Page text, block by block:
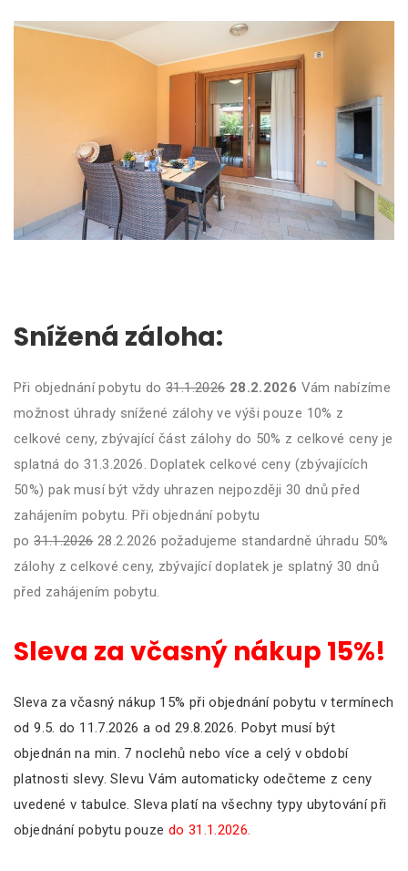
Snížená záloha:
Při objednání pobytu do 31.1.2026 28.2.2026 Vám nabízíme
možnost úhrady snížené zálohy ve výši pouze 10% z
celkové ceny, zbývající část zálohy do 50% z celkové ceny je
splatná do 31.3.2026. Doplatek celkové ceny (zbývajících
50%) pak musí být vždy uhrazen nejpozději 30 dnů před
zahájením pobytu. Při objednání pobytu
po31.1.202628.2.2026 požadujeme standardně úhradu 50%
zálohy z celkové ceny, zbývající doplatek je splatný 30 dnů
před zahájením pobytu.
Sleva za včasný nákup 15%!
Sleva za včasný nákup 15% při objednání pobytu v termínech
od 9.5. do 11.7.2026 a od 29.8.2026. Pobyt musí být
objednán na min. 7 noclehů nebo více a celý v období
platnosti slevy. Slevu Vám automaticky odečteme z ceny
uvedené v tabulce. Sleva platí na všechny typy ubytování při
objednání pobytu pouze do 31.1.2026.